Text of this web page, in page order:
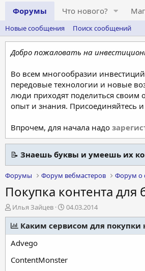
Форумы Что нового?
Новые сообщения Поиск сообщений
Добро пожаловать на
Во всем многообразии
передовые технологии и новые
люди приходят поделиться
опыт и знания. Присоединяйтесь
Впрочем, для начала надо
📝 Знаешь буквы и умеешь их
Форумы Форум вебмастеров Форум о
Покупка контента для
А
в
т
о
р
е
Илья Зайцев
Д
а
т
а
ч
04.03.2014
Каким сервисом для покупки
Advego
ContentMonster